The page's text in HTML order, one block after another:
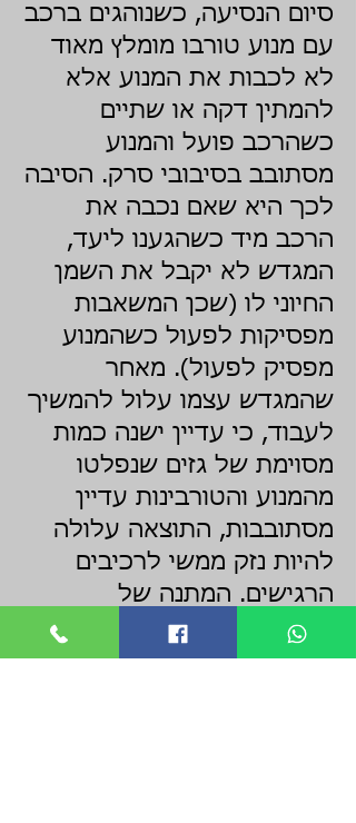
סיום הנסיעה, כשנוהגים ברכב
עם מנוע טורבו מומלץ מאוד
לא לכבות את המנוע אלא
להמתין דקה או שתיים
כשהרכב פועל והמנוע
מסתובב בסיבובי סרק. הסיבה
לכך היא שאם נכבה את
הרכב מיד כשהגענו ליעד,
המגדש לא יקבל את השמן
החיוני לו (שכן המשאבות
מפסיקות לפעול כשהמנוע
מפסיק לפעול). מאחר
שהמגדש עצמו עלול להמשיך
לעבוד, כי עדיין ישנה כמות
מסוימת של גזים שנפלטו
מהמנוע והטורבינות עדיין
מסתובבות, התוצאה עלולה
להיות נזק ממשי לרכיבים
הרגישים. המתנה של
דקה-שתיים מאפשרת
לטורבינות להאט ולעצור, וכך